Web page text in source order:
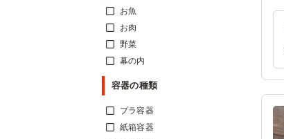
お魚
お肉
野菜
幕の内
容器の種類
プラ容器
紙箱容器